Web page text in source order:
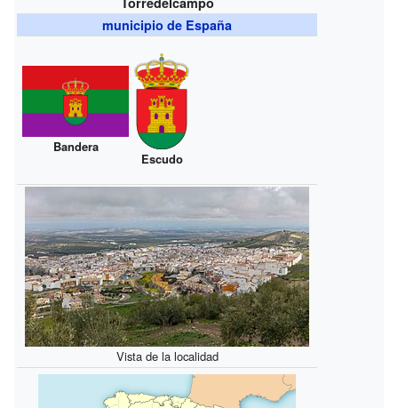
municipio de España
Bandera
Escudo
Vista de la localidad